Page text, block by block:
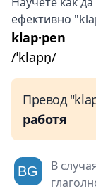
ефективно
klap·pen
/ˈklapn̩/
Превод
работя
В